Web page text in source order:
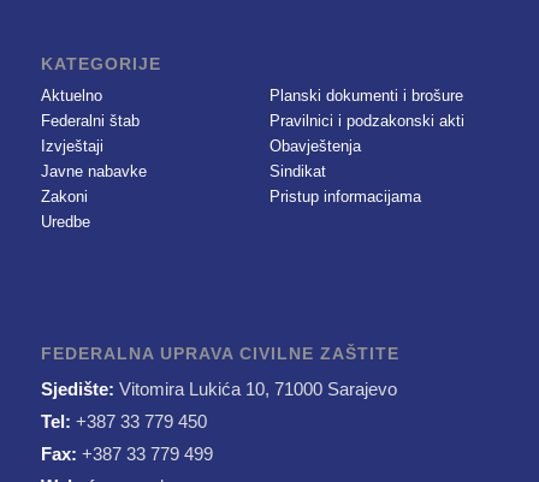
KATEGORIJE
Aktuelno
Federalni štab
Izvještaji
Javne nabavke
Zakoni
Uredbe
Planski dokumenti i brošure
Pravilnici i podzakonski akti
Obavještenja
Sindikat
Pristup informacijama
FEDERALNA UPRAVA CIVILNE ZAŠTITE
Sjedište: Vitomira Lukića 10, 71000 Sarajevo
Tel: +387 33 779 450
Fax: +387 33 779 499